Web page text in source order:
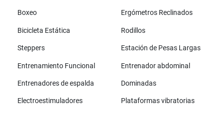
Boxeo Ergómetros Reclinados
Bicicleta Estática Rodillos
Steppers Estación de Pesas Largas
Entrenamiento Funcional Entrenador abdominal
Entrenadores de espalda Dominadas
Electroestimuladores Plataformas vibratorias